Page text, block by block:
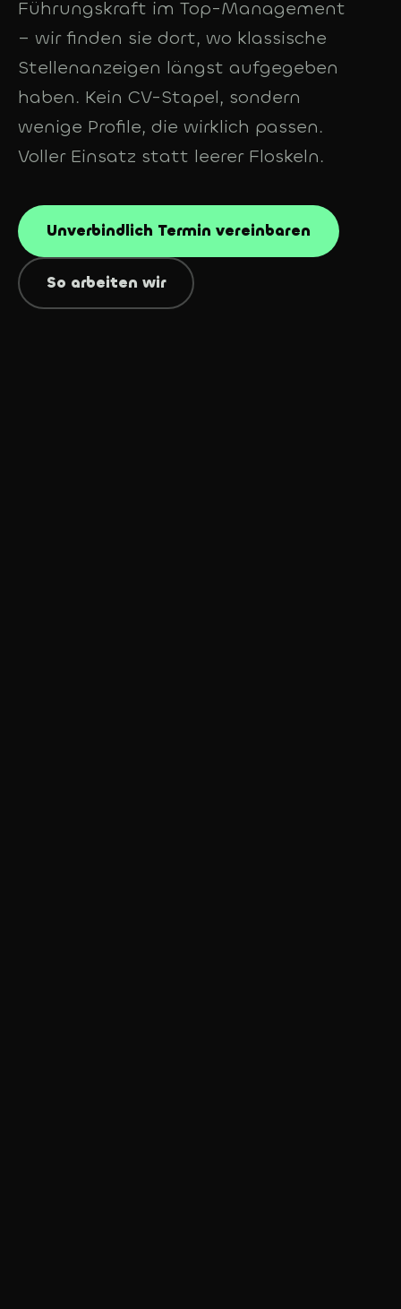
Führungskraft im Top-Management
– wir finden sie dort, wo klassische
Stellenanzeigen längst aufgegeben
haben. Kein CV-Stapel, sondern
wenige Profile, die wirklich passen.
Voller Einsatz statt leerer Floskeln.
Unverbindlich Termin vereinbaren
So arbeiten wir